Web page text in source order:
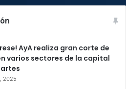
AyA realiza gran corte de
varios sectores de la capital
2025